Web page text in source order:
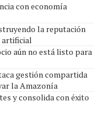
con economía
la reputación
artificial
aún no está listo para
gestión compartida
la Amazonía
y consolida con éxito